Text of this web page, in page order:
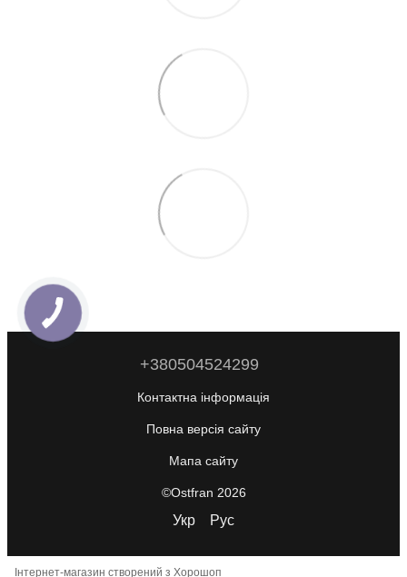
+380504524299
Контактна інформація
Повна версія сайту
Мапа сайту
©Ostfran 2026
Укр Рус
Інтернет-магазин створений з Хорошоп